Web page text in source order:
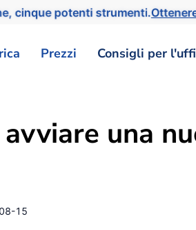
cinque potenti strumenti.
Prezzi Consigli per
una
15